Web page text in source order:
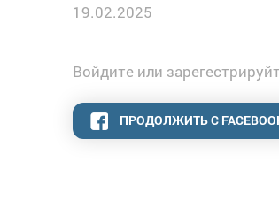
19.02.2025
Войдите или
ПРОДОЛЖИТЬ С